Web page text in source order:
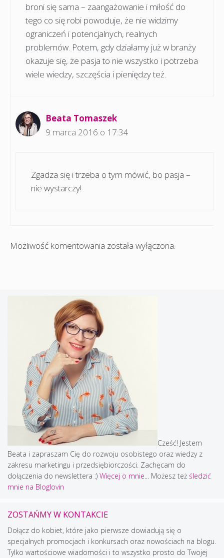
broni się sama – zaangażowanie i miłość do
tego co się robi powoduje, że nie widzimy
ograniczeń i potencjalnych, realnych
problemów. Potem, gdy działamy już w branży
okazuje się, że pasja to nie wszystko i potrzeba
wiele wiedzy, szczęścia i pieniędzy też.
Beata Tomaszek
9 marca 2016 o 17:34
Zgadza się i trzeba o tym mówić, bo pasja –
nie wystarczy!
Możliwość komentowania została wyłączona.
Cześć! Jestem
Beata i zapraszam Cię do rozwoju osobistego oraz wiedzy z
zakresu marketingu i przedsiębiorczości. Zachęcam do
dołączenia do newslettera :) Więcej o mnie... Możesz też śledzić
mnie na Bloglovin
ZOSTAŃMY W KONTAKCIE
Dołącz do kobiet, które jako pierwsze dowiadują się o
specjalnych promocjach i konkursach oraz nowościach na blogu.
Tylko wartościowe wiadomości i to wszystko prosto do Twojej